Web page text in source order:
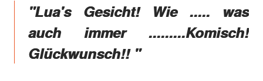
"Lua's Gesicht! Wie ..... was
auch immer .........Komisch!
Glückwunsch!! "